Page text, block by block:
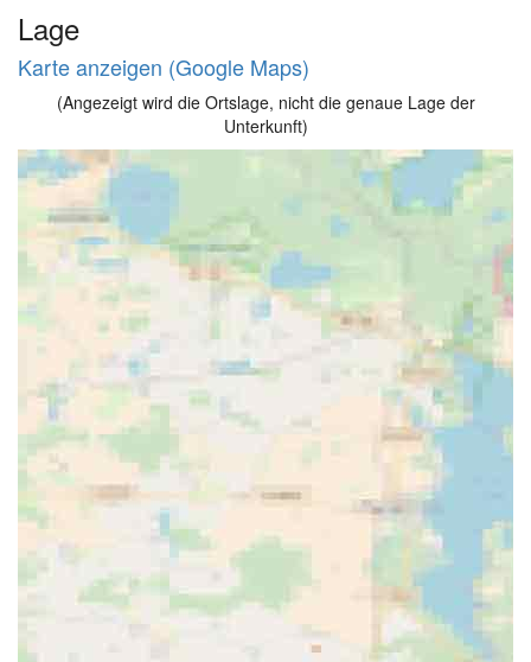
Lage
Karte anzeigen (Google Maps)
(Angezeigt wird die Ortslage, nicht die genaue Lage der
Unterkunft)